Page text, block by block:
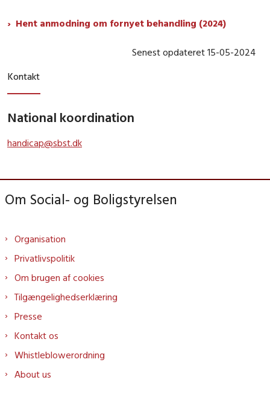
Hent anmodning om fornyet behandling (2024)
Senest opdateret 15-05-2024
Kontakt
National koordination
handicap@sbst.dk
Om Social- og Boligstyrelsen
Organisation
Privatlivspolitik
Om brugen af cookies
Tilgængelighedserklæring
Presse
Kontakt os
Whistleblowerordning
About us